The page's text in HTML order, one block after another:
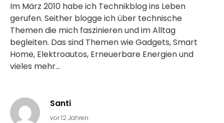
Im März 2010 habe ich Technikblog ins Leben
gerufen. Seither blogge ich über technische
Themen die mich faszinieren und im Alltag
begleiten. Das sind Themen wie Gadgets, Smart
Home, Elektroautos, Erneuerbare Energien und
vieles mehr...
Santi
vor 12 Jahren